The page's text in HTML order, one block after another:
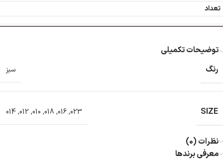
توضیحات تکمیلی
رنگ
سبز
SIZE
023
,
016
,
018
,
010
,
012
,
014
نظرات (0)
معرفی برند‌ها